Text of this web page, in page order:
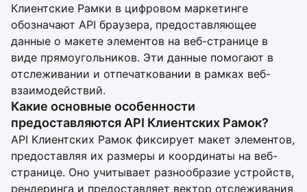
Клиентские Рамки в цифровом маркетинге
обозначают API браузера, предоставляющее
данные о макете элементов на веб-странице в
виде прямоугольников. Эти данные помогают в
отслеживании и отпечатковании в рамках веб-
взаимодействий.
Какие основные особенности
предоставляются API Клиентских Рамок?
API Клиентских Рамок фиксирует макет элементов,
предоставляя их размеры и координаты на веб-
странице. Оно учитывает разнообразие устройств,
рендеринга и предоставляет вектор отслеживания